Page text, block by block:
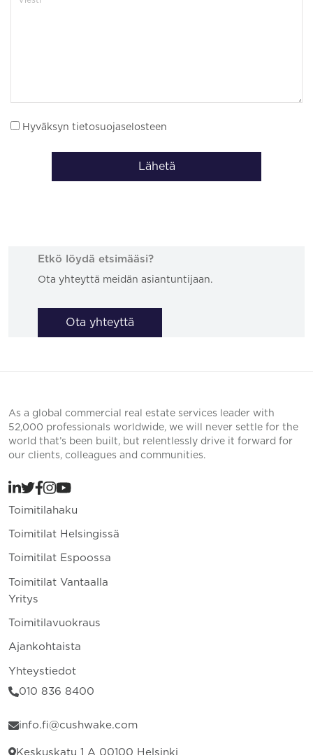
Hyväksyn tietosuojaselosteen
Lähetä
Etkö löydä etsimääsi?
Ota yhteyttä meidän asiantuntijaan.
Ota yhteyttä
As a global commercial real estate services leader with
52,000 professionals worldwide, we will never settle for the
world that’s been built, but relentlessly drive it forward for
our clients, colleagues and communities.
Toimitilahaku
Toimitilat Helsingissä
Toimitilat Espoossa
Toimitilat Vantaalla
Yritys
Toimitilavuokraus
Ajankohtaista
Yhteystiedot
010 836 8400
info.fi@cushwake.com
Keskuskatu 1 A 00100 Helsinki